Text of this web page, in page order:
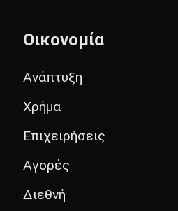
Οικονομία
Ανάπτυξη
Χρήμα
Επιχειρήσεις
Αγορές
Διεθνή